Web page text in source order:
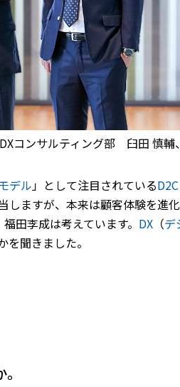
DXコンサルティング部 臼田 慎輔
デル」として注目されているD2C
ますが、本来は顧客体験を進
田李成は考えています。 DX （デ
聞きました。